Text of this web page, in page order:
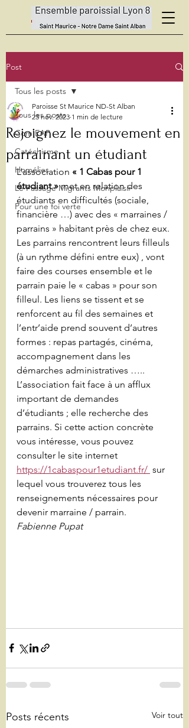
Post
Tous les posts
Com'EAP
Catéchisme
Homélies
Le Passage Migrants Monplaisir
Pour une foi verte
Tous les posts
Rejoignez le mouvement en
parrainant un étudiant
Paroisse St Maurice ND-St Alban
23 nov. 2023 1 min de lecture
L’association « 1 Cabas pour 1
étudiant » met en relation des
étudiants en difficultés (sociale,
financière …) avec des « marraines /
parrains » habitant près de chez eux.
Les parrains rencontrent leurs filleuls
(à un rythme défini entre eux) , vont
faire des courses ensemble et le
parrain paie le « cabas » pour son
filleul. Les liens se tissent et se
renforcent au fil des semaines et
l’entr’aide prend souvent d’autres
formes : repas partagés, cinéma,
accompagnement dans les
démarches administratives …..
L’association fait face à un afflux
important de demandes
d’étudiants ; elle recherche des
parrains. Si cette action concrète
vous intéresse, vous pouvez
consulter le site internet
https://1cabaspour1etudiant.fr/ sur
lequel vous trouverez tous les
renseignements nécessaires pour
devenir marraine / parrain.
Fabienne Pupat
Posts récents Voir tout